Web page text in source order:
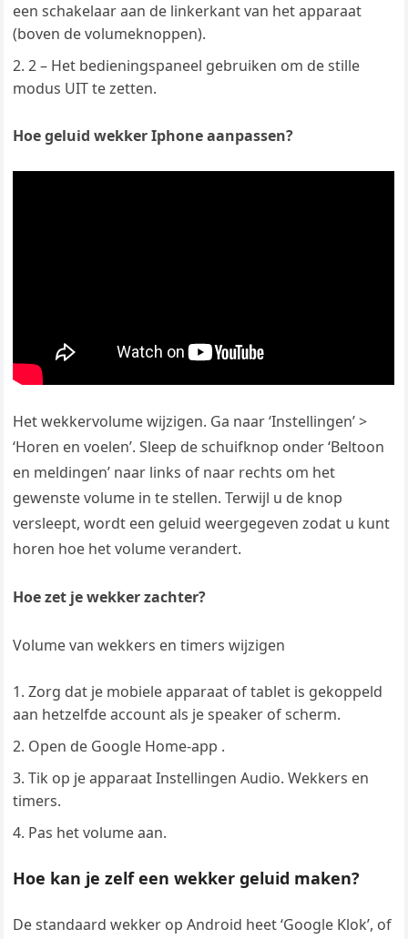
een schakelaar aan de linkerkant van het apparaat
(boven de volumeknoppen).
2 – Het bedieningspaneel gebruiken om de stille
modus UIT te zetten.
Hoe geluid wekker Iphone aanpassen?
Het wekkervolume wijzigen. Ga naar ‘Instellingen’ >
‘Horen en voelen’. Sleep de schuifknop onder ‘Beltoon
en meldingen’ naar links of naar rechts om het
gewenste volume in te stellen. Terwijl u de knop
versleept, wordt een geluid weergegeven zodat u kunt
horen hoe het volume verandert.
Hoe zet je wekker zachter?
Volume van wekkers en timers wijzigen
Zorg dat je mobiele apparaat of tablet is gekoppeld
aan hetzelfde account als je speaker of scherm.
Open de Google Home-app .
Tik op je apparaat Instellingen Audio. Wekkers en
timers.
Pas het volume aan.
Hoe kan je zelf een wekker geluid maken?
De standaard wekker op Android heet ‘Google Klok’, of